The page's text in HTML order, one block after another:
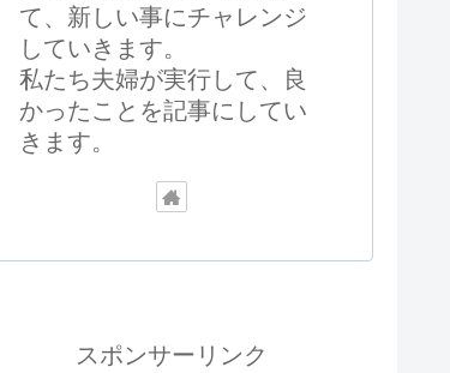
て、新しい事にチャレンジ
していきます。
私たち夫婦が実行して、良
かったことを記事にしてい
きます。
スポンサーリンク